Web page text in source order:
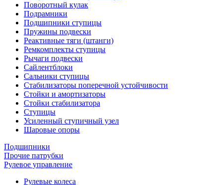
Поворотный кулак
Подрамники
Подшипники ступицы
Пружины подвески
Реактивные тяги (штанги)
Ремкомплекты ступицы
Рычаги подвески
Сайлентблоки
Сальники ступицы
Стабилизаторы поперечной устойчивости
Стойки и амортизаторы
Стойки стабилизатора
Ступицы
Усиленный ступичный узел
Шаровые опоры
Подшипники
Прочие патрубки
Рулевое управление
Рулевые колеса